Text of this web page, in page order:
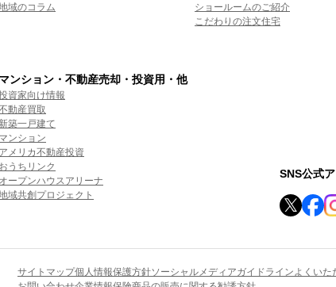
域のコラム
ショールームのご紹介
こだわりの注文住宅
マンション・不動産売却・投資用・他
資家向け情報
動産買取
新築一戸建て
マンション
アメリカ不動産投資
おうちリンク
オープンハウスアリーナ
域共創プロジェクト
SNS公式
サイトマップ個人情報保護方針ソーシャルメディアガイドラインよくいた